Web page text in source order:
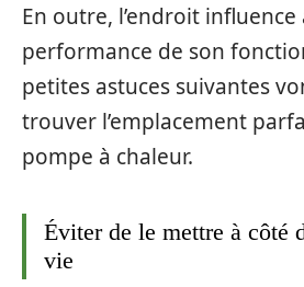
En outre, l’endroit influence
performance de son
petites astuces suivantes
trouver l’emplacement
pompe à chaleur.
Éviter de le mettre à côté
vie